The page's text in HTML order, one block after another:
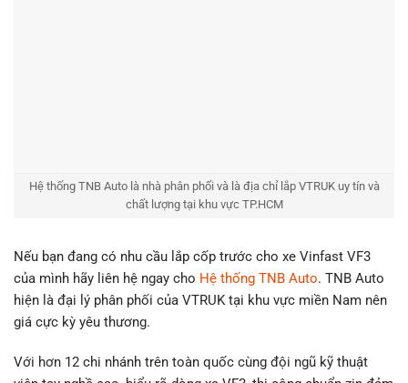
Hệ thống TNB Auto là nhà phân phối và là địa chỉ lắp VTRUK uy tín và
chất lượng tại khu vực TP.HCM
Nếu bạn đang có nhu cầu lắp cốp trước cho xe Vinfast VF3
của mình hãy liên hệ ngay cho Hệ thống TNB Auto. TNB Auto
hiện là đại lý phân phối của VTRUK tại khu vực miền Nam nên
giá cực kỳ yêu thương.
Với hơn 12 chi nhánh trên toàn quốc cùng đội ngũ kỹ thuật